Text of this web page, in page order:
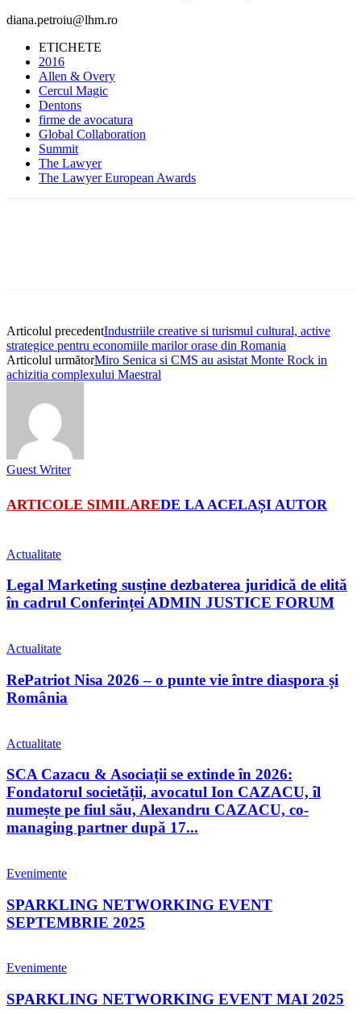
diana.petroiu@lhm.ro
ETICHETE
2016
Allen & Overy
Cercul Magic
Dentons
firme de avocatura
Global Collaboration
Summit
The Lawyer
The Lawyer European Awards
Articolul precedentIndustriile creative si turismul cultural, active
strategice pentru economiile marilor orase din Romania
Articolul următorMiro Senica si CMS au asistat Monte Rock in
achizitia complexului Maestral
Guest Writer
ARTICOLE SIMILAREDE LA ACELAȘI AUTOR
Actualitate
Legal Marketing susține dezbaterea juridică de elită
în cadrul Conferinței ADMIN JUSTICE FORUM
Actualitate
RePatriot Nisa 2026 – o punte vie între diaspora și
România
Actualitate
SCA Cazacu & Asociații se extinde în 2026:
Fondatorul societății, avocatul Ion CAZACU, îl
numește pe fiul său, Alexandru CAZACU, co-
managing partner după 17...
Evenimente
SPARKLING NETWORKING EVENT
SEPTEMBRIE 2025
Evenimente
SPARKLING NETWORKING EVENT MAI 2025